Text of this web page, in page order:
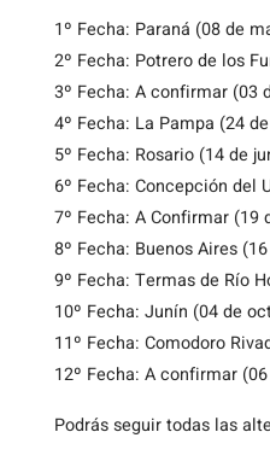
1º Fecha: Paraná (08 de
2º Fecha: Potrero de los
3º Fecha: A confirmar (03
4º Fecha: La Pampa (24
5º Fecha: Rosario (14 de
6º Fecha: Concepción del
7º Fecha: A Confirmar (19
8º Fecha: Buenos Aires
9º Fecha: Termas de Río
10º Fecha: Junín (04 de
11º Fecha: Comodoro
12º Fecha: A confirmar
Podrás seguir todas las